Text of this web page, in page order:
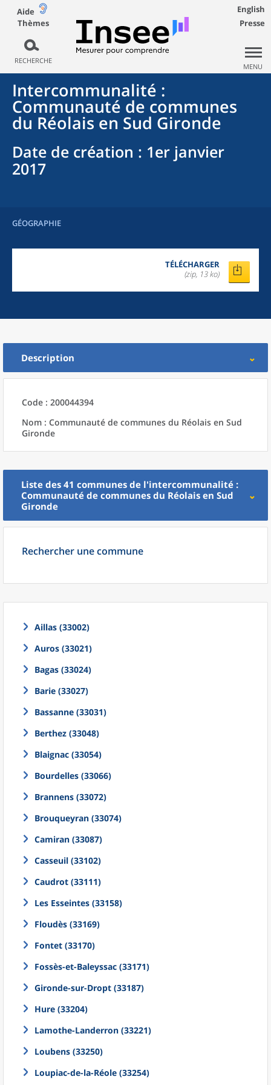
Aide
Thèmes
RECHERCHE
English
Presse
MENU
Intercommunalité :
Communauté de communes
du Réolais en Sud Gironde
Date de création : 1er janvier
2017
GÉOGRAPHIE
TÉLÉCHARGER
(zip, 13 ko)
Description
Code : 200044394
Nom : Communauté de communes du Réolais en Sud
Gironde
Liste des 41 communes de l'intercommunalité :
Communauté de communes du Réolais en Sud
Gironde
Rechercher une commune
Aillas (33002)
Auros (33021)
Bagas (33024)
Barie (33027)
Bassanne (33031)
Berthez (33048)
Blaignac (33054)
Bourdelles (33066)
Brannens (33072)
Brouqueyran (33074)
Camiran (33087)
Casseuil (33102)
Caudrot (33111)
Les Esseintes (33158)
Floudès (33169)
Fontet (33170)
Fossès-et-Baleyssac (33171)
Gironde-sur-Dropt (33187)
Hure (33204)
Lamothe-Landerron (33221)
Loubens (33250)
Loupiac-de-la-Réole (33254)